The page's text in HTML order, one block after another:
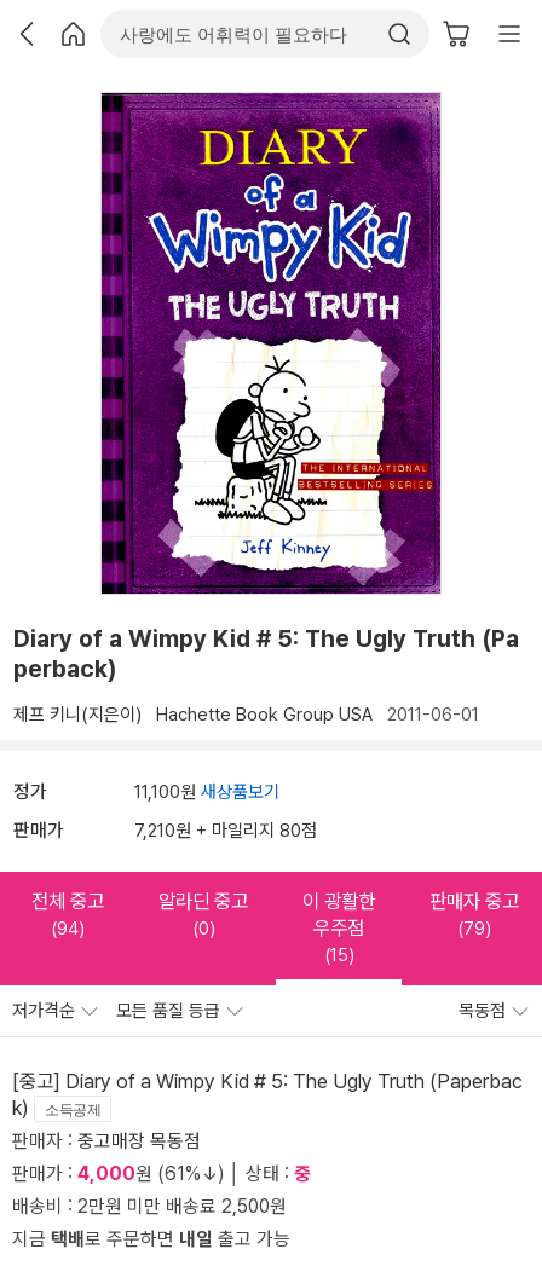
Diary of a Wimpy Kid # 5: The Ugly Truth (Pa
perback)
제프 키니(지은이) Hachette Book Group USA 2011-06-01
정가 11,100원 새상품보기
판매가 7,210원 + 마일리지 80점
전체 중고
(94)
알라딘 중고
(0)
이 광활한
우주점
(15)
판매자 중고
(79)
저가격순 모든 품질 등급 목동점
[중고] Diary of a Wimpy Kid # 5: The Ugly Truth (Paperbac
k)
소득공제
판매자 : 중고매장 목동점
판매가 : 4,000원 (61%↓) │ 상태 : 중
배송비 : 2만원 미만 배송료 2,500원
지금 택배로 주문하면 내일 출고 가능